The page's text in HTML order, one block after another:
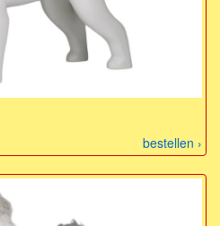
bestellen ›